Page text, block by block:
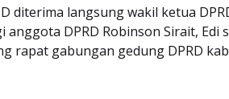
diterima langsung wakil ketua
anggota DPRD Robinson Sirait, Edi
rapat gabungan gedung DPRD